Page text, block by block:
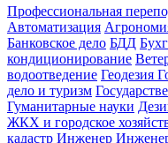
Профессиональная
Автоматизация
Банковское дело БДД
кондиционирование
водоотведение Геодезия
дело и туризм
Гуманитарные науки
ЖКХ и городское
кадастр Инженер